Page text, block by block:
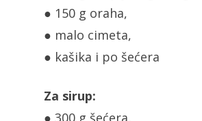
● 150 g oraha,
● malo cimeta,
● kašika i po šećera
Za sirup:
● 300 g šećera,